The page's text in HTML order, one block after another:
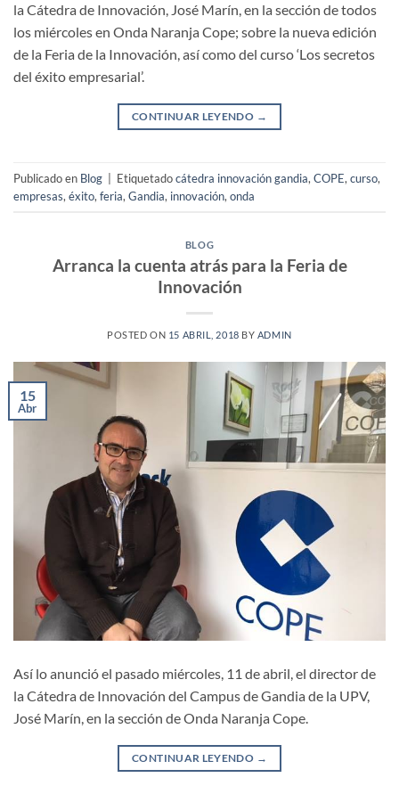
la Cátedra de Innovación, José Marín, en la sección de todos
los miércoles en Onda Naranja Cope; sobre la nueva edición
de la Feria de la Innovación, así como del curso ‘Los secretos
del éxito empresarial’.
CONTINUAR LEYENDO →
Publicado en Blog Etiquetadocátedra innovación gandia, COPE, curso,
empresas, éxito, feria, Gandia, innovación, onda
BLOG
Arranca la cuenta atrás para la Feria de
Innovación
POSTED ON 15 ABRIL, 2018 BY ADMIN
15
Abr
Así lo anunció el pasado miércoles, 11 de abril, el director de
la Cátedra de Innovación del Campus de Gandia de la UPV,
José Marín, en la sección de Onda Naranja Cope.
CONTINUAR LEYENDO →